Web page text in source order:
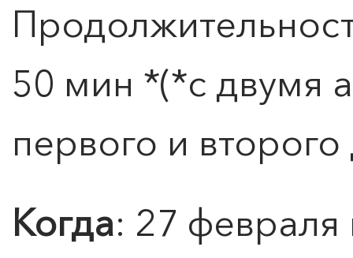
50 мин *(*с двумя
первого и
Когда: 27 февраля